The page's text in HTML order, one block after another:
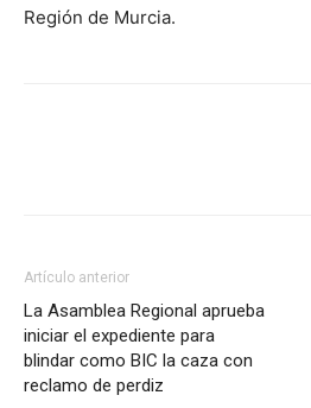
Región de Murcia.
Artículo anterior
La Asamblea Regional aprueba
iniciar el expediente para
blindar como BIC la caza con
reclamo de perdiz